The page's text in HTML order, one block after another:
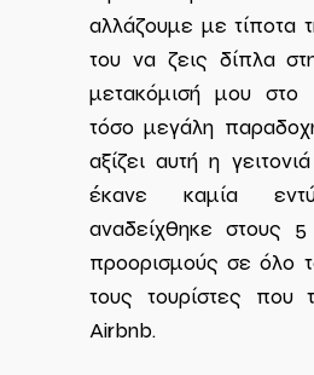
αλλάζουμε με τίποτα
του να ζεις δίπλα
μετακόμισή μου στο
τόσο μεγάλη
αξίζει αυτή η
έκανε καμία
αναδείχθηκε στους
προορισμούς σε όλο
τους τουρίστες που
Airbnb.